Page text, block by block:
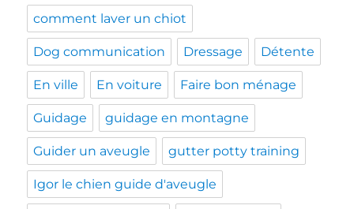
comment laver un chiot
Dog communication Dressage Détente
En ville En voiture Faire bon ménage
Guidage guidage en montagne
Guider un aveugle gutter potty training
Igor le chien guide d'aveugle